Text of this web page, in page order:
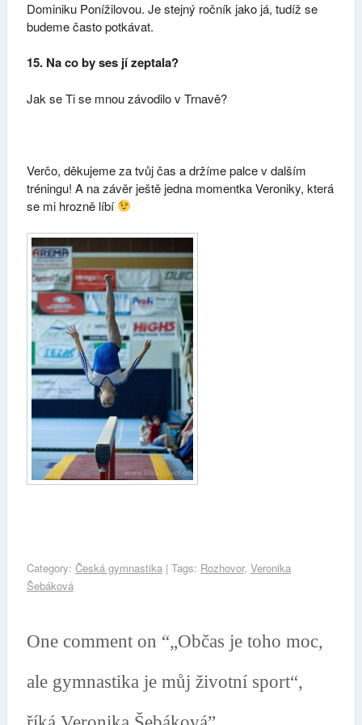
Dominiku Ponížilovou. Je stejný ročník jako já, tudíž se
budeme často potkávat.
15. Na co by ses jí zeptala?
Jak se Ti se mnou závodilo v Trnavě?
Verčo, děkujeme za tvůj čas a držíme palce v dalším
tréningu! A na závěr ještě jedna momentka Veroniky, která
se mi hrozně líbí
Category: Česká gymnastika| Tags: Rozhovor, Veronika
Šebáková
One comment on “„Občas je toho moc,
ale gymnastika je můj životní sport“,